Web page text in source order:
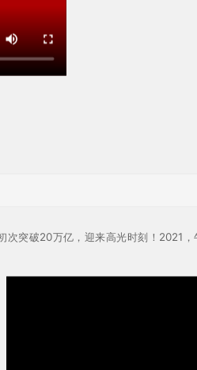
突破20万亿，迎来高光时刻！2021，